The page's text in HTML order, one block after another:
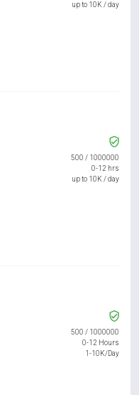
up to 10K / day
500 / 1000000
0-12 hrs
up to 10K / day
500 / 1000000
0-12 Hours
1-10K/Day